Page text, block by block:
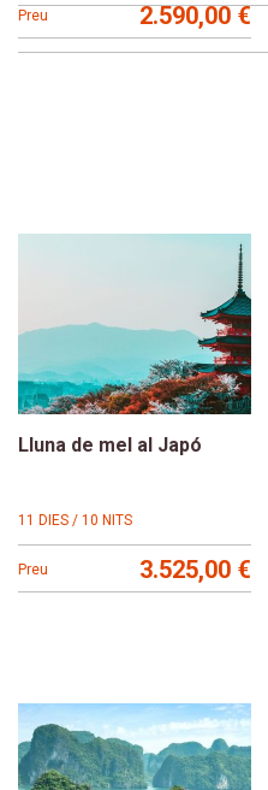
Preu 2.590,00 €
Lluna de mel al Japó
11 DIES / 10 NITS
Preu 3.525,00 €